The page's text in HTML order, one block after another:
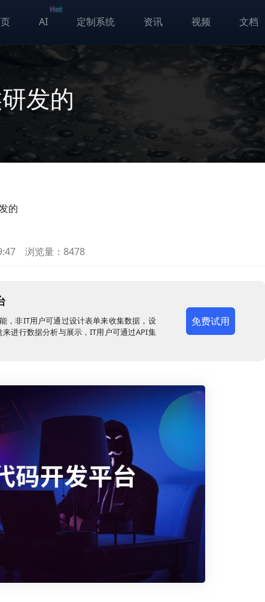
AI
Hot
定制系统 资讯 视频 文档
发的
的
浏览量：8478
，非IT用户可通过设计表单来收集数据，设
进行数据分析与展示，IT用户可通过API集
免费试用